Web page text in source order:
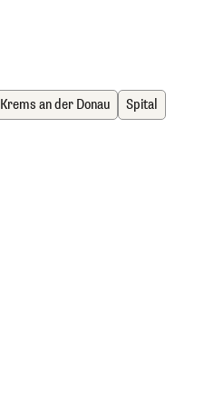
Krems an der Donau Spital